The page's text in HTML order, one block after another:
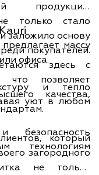
продукции.
только стало
заложило основу
покупателей.
здесь с
что позволяет
качества,
массу
офиса.
и тепло
уют в любом
безопасность
технологиям
который
загородного
не только